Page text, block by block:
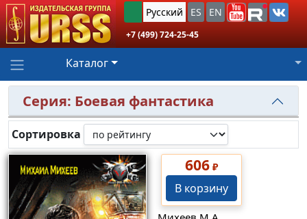
Русский ES EN
+7 (499) 724-25-45
Каталог
Серия: Боевая фантастика
Сортировка
606₽
В корзину